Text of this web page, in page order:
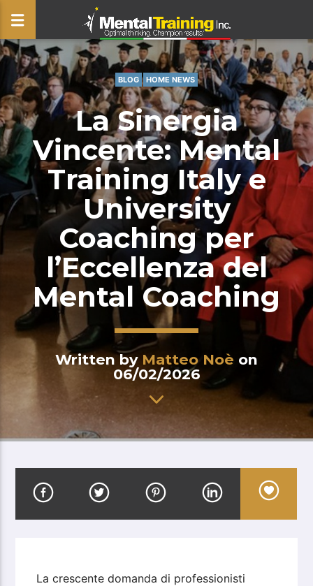
CLOSE
BLOG HOME NEWS
La Sinergia
Vincente: Mental
Training Italy e
University
Coaching per
l’Eccellenza del
Mental Coaching
Written by Matteo Noè on
06/02/2026
La crescente domanda di professionisti